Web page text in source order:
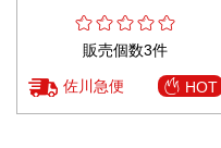
販売個数3件
佐川急便 HOT